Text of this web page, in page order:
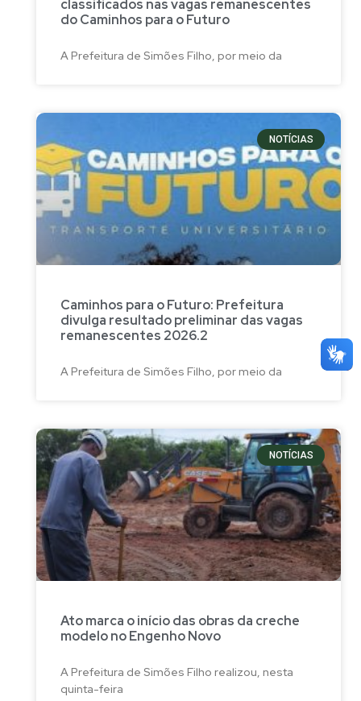
classificados nas vagas remanescentes
do Caminhos para o Futuro
A Prefeitura de Simões Filho, por meio da
NOTÍCIAS
Caminhos para o Futuro: Prefeitura
divulga resultado preliminar das vagas
remanescentes 2026.2
A Prefeitura de Simões Filho, por meio da
NOTÍCIAS
Ato marca o início das obras da creche
modelo no Engenho Novo
A Prefeitura de Simões Filho realizou, nesta
quinta-feira